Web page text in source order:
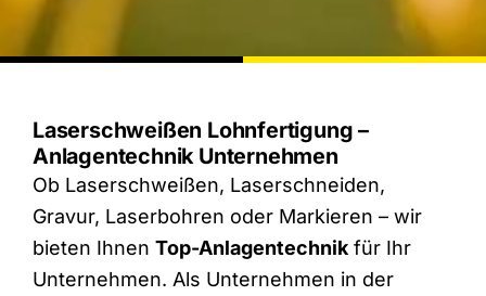
Laserschweißen Lohnfertigung –
Anlagentechnik Unternehmen
Ob Laserschweißen, Laserschneiden,
Gravur, Laserbohren oder Markieren – wir
bieten Ihnen Top-Anlagentechnik für Ihr
Unternehmen. Als Unternehmen in der